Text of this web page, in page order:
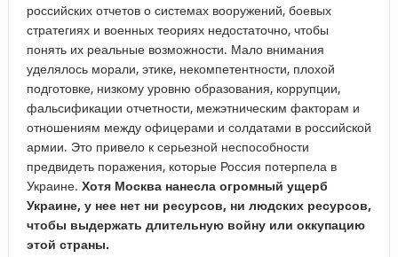
российских отчетов о системах вооружений, боевых
стратегиях и военных теориях недостаточно, чтобы
понять их реальные возможности. Мало внимания
уделялось морали, этике, некомпетентности, плохой
подготовке, низкому уровню образования, коррупции,
фальсификации отчетности, межэтническим факторам и
отношениям между офицерами и солдатами в российской
армии. Это привело к серьезной неспособности
предвидеть поражения, которые Россия потерпела в
Украине. Хотя Москва нанесла огромный ущерб
Украине, у нее нет ни ресурсов, ни людских ресурсов,
чтобы выдержать длительную войну или оккупацию
этой страны.